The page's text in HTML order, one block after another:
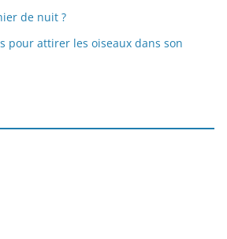
de nuit ?
pour attirer les oiseaux dans son